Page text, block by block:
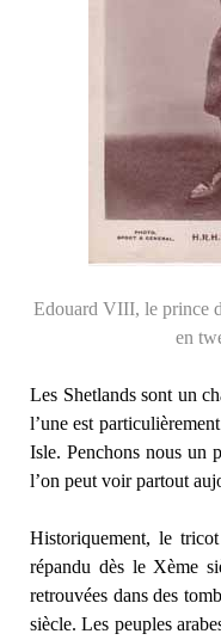
Edouard VIII, le prince
en
Les Shetlands sont un
l’une est
Isle. Penchons nous un
l’on peut voir partout
Historiquement, le
répandu dès le Xème
retrouvées dans des
siècle. Les peuples